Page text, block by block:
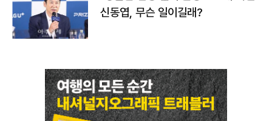
신동엽, 무슨 일이길래?